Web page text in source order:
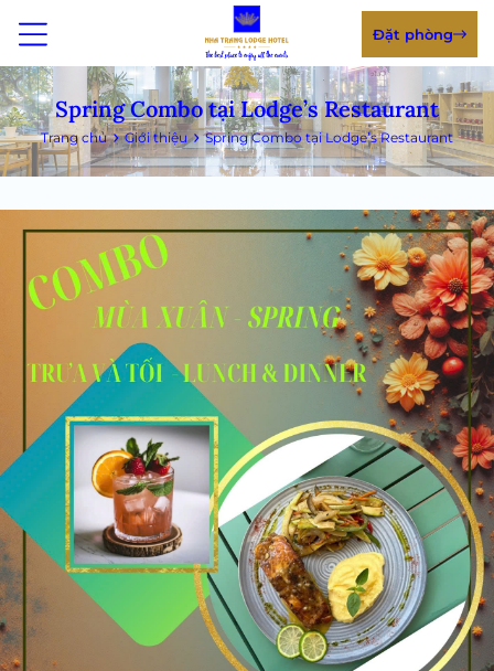
Đặt phòng
Spring Combo tại Lodge’s Restaurant
Trang chủ Giới thiệu Spring Combo tại Lodge’s Restaurant